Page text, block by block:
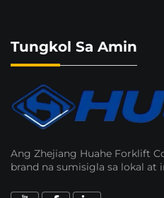
Tungkol Sa Amin
Ang Zhejiang Huahe Forklift
brand na sumisigla sa lokal at